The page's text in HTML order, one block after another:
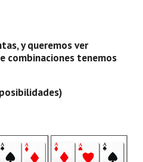
y queremos ver
combinaciones tenemos